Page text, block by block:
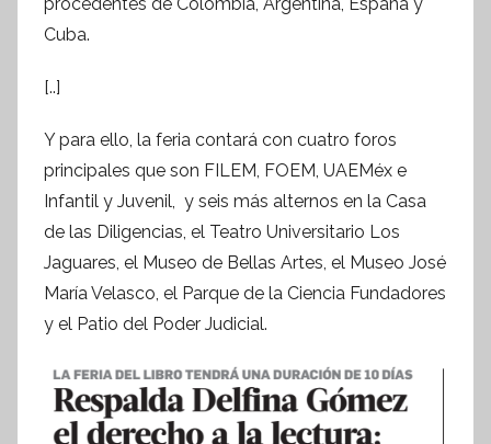
t
I
n
f
o
r
m
i
v
a
Cuba.
[..]
Y para ello, la feria contará con cuatro foros
principales que son FILEM, FOEM, UAEMéx e
Infantil y Juvenil, y seis más alternos en la Casa
de las Diligencias, el Teatro Universitario Los
Jaguares, el Museo de Bellas Artes, el Museo José
María Velasco, el Parque de la Ciencia Fundadores
y el Patio del Poder Judicial.